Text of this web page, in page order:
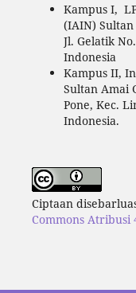
Kampus I,
(IAIN)
Jl. Gelatik
Indonesia
Kampus II,
Sultan Amai
Pone, Kec.
Indonesia.
Ciptaan
Commons Atribusi